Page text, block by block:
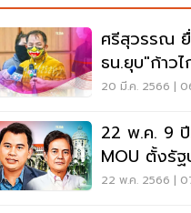
ศรีสุวรรณ
ธน.ยุบ"ก้าว
สถาบันฯ
20 มี.ค. 2566 |
22 พ.ค. 9 ปี
MOU ตั้งรั
ไหน
22 พ.ค. 2566 |